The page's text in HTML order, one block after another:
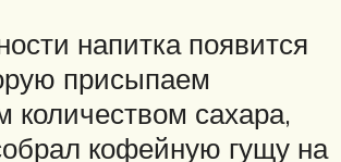
напитка появится
присыпаем
количеством сахара,
кофейную гущу на